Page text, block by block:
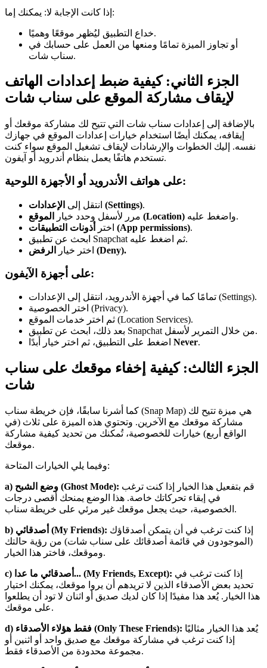
إذا كانت الإجابة لا: يمكنك إما:
خداع التطبيق ليُظهر موقعًا وهميًا.
أو تجاوز الميزة تمامًا ومنعها من العمل على حسابك في
سناب شات.
الجزء الثاني: كيفية ضبط إعدادات الهاتف
لإيقاف مشاركة الموقع على سناب شات
بالإضافة إلى إعدادات سناب شات التي تتيح لك مشاركة موقعك أو
إيقافه، يمكنك أيضًا استخدام خيارات إعدادات الموقع في جهازك
نفسه. إليك الخطوات والإرشادات لإيقاف تشغيل الموقع سواء كنت
تستخدم هاتفًا يعمل بنظام أندرويد أو آيفون.
على هواتف الأندرويد أو الأجهزة اللوحية:
انتقل إلى الإعدادات (Settings).
مرر لأسفل وحدد خيار الموقع (Location)
واضغط عليه.
اختر أذونات التطبيقات (App permissions).
ابحث عن تطبيق Snapchat ثم اضغط عليه.
اختر خيار الرفض (Deny).
على أجهزة الآيفون:
تمامًا كما في أجهزة الأندرويد، انتقل إلى الإعدادات (Settings).
اختر الخصوصية (Privacy).
ثم اختر خدمات الموقع (Location Services).
بعد ذلك، ابحث عن تطبيق Snapchat من خلال التمرير لأسفل.
Never.
الجزء الثالث: كيفية إخفاء موقعك على سناب
شات
كما أشرنا سابقًا، فإن خريطة سناب (Snap Map) هي ميزة تتيح لك
مشاركة موقعك مع الآخرين. وتحتوي هذه الميزة على ثلاث (في
الواقع أربع) خيارات للخصوصية، تُمكنك من تحديد كيفية مشاركة
موقعك.
وفيما يلي الخيارات المتاحة:
a) وضع الشبح (Ghost Mode):
في إبقاء تحركاتك خاصة. هذا الوضع يمنحك أقصى درجات
الخصوصية، حيث يجعل موقعك غير مرئي على خريطة سناب.
b) أصدقائي (My Friends):
(الموجودون في قائمة أصدقائك على سناب شات) من رؤية حالتك
وموقعك، فاختر هذا الخيار.
c) أصدقائي ما عدا... (My Friends, Except):
تحديد بعض الأصدقاء الذين لا تريدهم أن يروا موقعك، يمكنك اختيار
هذا الخيار. يُعد هذا مفيدًا إذا كان لديك صديق أو اثنان لا تود أن يطلعوا
على موقعك.
d) فقط هؤلاء الأصدقاء (Only These Friends):
إذا كنت ترغب في مشاركة موقعك مع صديق واحد أو اثنين أو
مجموعة محدودة من الأصدقاء فقط.